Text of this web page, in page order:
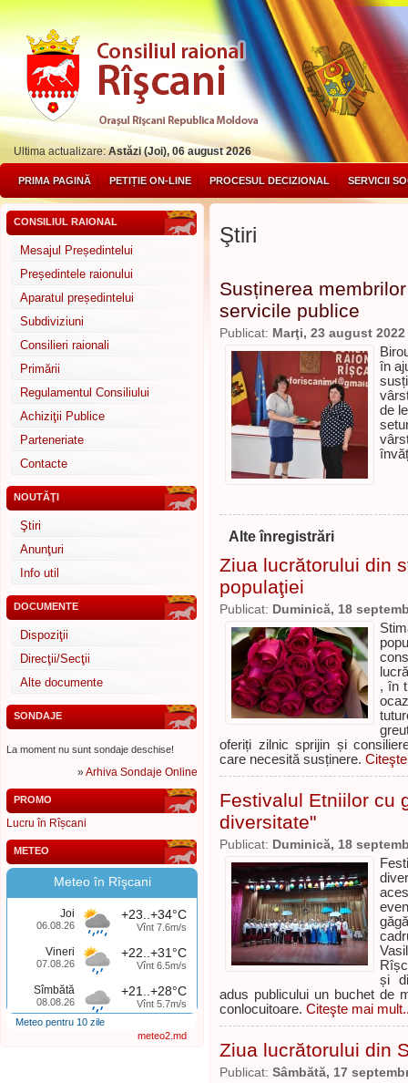
Ultima actualizare:Astăzi (Joi), 06 august 2026
PRIMA PAGINĂ PETIȚIE ON-LINE PROCESUL DECIZIONAL SERVICII
CONSILIUL RAIONAL
Mesajul Președintelui
Președintele raionului
Aparatul președintelui
Subdiviziuni
Consilieri raionali
Primării
Regulamentul Consiliului
Achiziţii Publice
Parteneriate
Contacte
NOUTĂŢI
Ştiri
Anunţuri
Info util
DOCUMENTE
Dispoziţii
Direcţii/Secţii
Alte documente
SONDAJE
La moment nu sunt sondaje deschise!
»Arhiva Sondaje Online
PROMO
Lucru în Rîșcani
METEO
Meteo în Rîşcani
Joi
06.08.26
+23..+34°C
Vînt 7.6m/s
Vineri
07.08.26
+22..+31°C
Vînt 6.5m/s
Sîmbătă
08.08.26
+21..+28°C
Vînt 5.7m/s
Meteo pentru 10 zile
meteo2.md
Ştiri
Susținerea
servicile publice
Publicat: Marţi, 23 august 2022
în
de
Alte înregistrări
Ziua lucrătorului din
populaţiei
Publicat: Duminică, 18
, în
oferiți zilnic sprijin și
care necesită susținere.
Festivalul Etniilor cu
diversitate"
Publicat: Duminică, 18
și
adus publicului un buchet de
conlocuitoare. Citeşte mai
Ziua lucrătorului din
Publicat: Sâmbătă, 17